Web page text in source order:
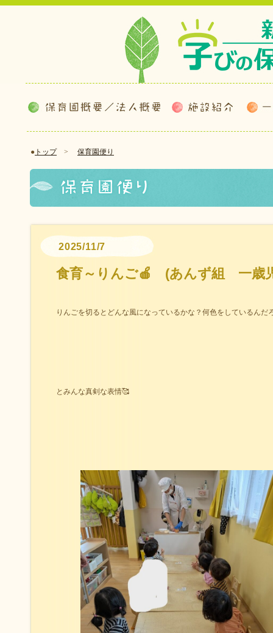
● トップ> 保育園便り
2025/11/7
食育～りんご🍎 (あんず組 一歳
りんごを切るとどんな風になっているかな？何色をしているんだ
とみんな真剣な表情🥰